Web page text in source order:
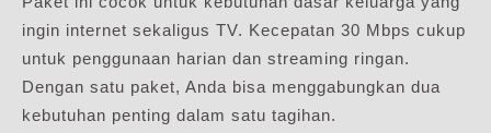
ingin internet sekaligus TV. Kecepatan 30 Mbps cukup
untuk penggunaan harian dan streaming ringan.
Dengan satu paket, Anda bisa menggabungkan dua
kebutuhan penting dalam satu tagihan.